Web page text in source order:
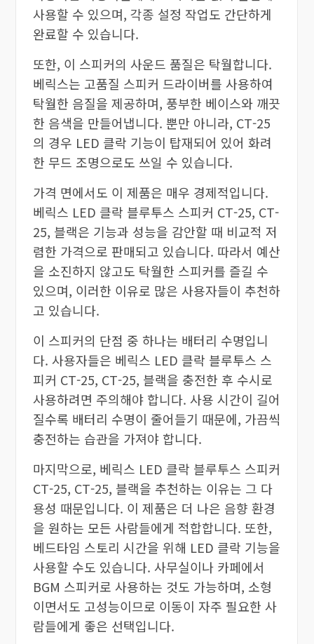
사용할 수 있으며, 각종 설정 작업도 간단하게
완료할 수 있습니다.
또한, 이 스피커의 사운드 품질은 탁월합니다.
베릭스는 고품질 스피커 드라이버를 사용하여
탁월한 음질을 제공하며, 풍부한 베이스와 깨끗
한 음색을 만들어냅니다. 뿐만 아니라, CT-25
의 경우 LED 클락 기능이 탑재되어 있어 화려
한 무드 조명으로도 쓰일 수 있습니다.
가격 면에서도 이 제품은 매우 경제적입니다.
베릭스 LED 클락 블루투스 스피커 CT-25, CT-
25, 블랙은 기능과 성능을 감안할 때 비교적 저
렴한 가격으로 판매되고 있습니다. 따라서 예산
을 소진하지 않고도 탁월한 스피커를 즐길 수
있으며, 이러한 이유로 많은 사용자들이 추천하
고 있습니다.
이 스피커의 단점 중 하나는 배터리 수명입니
다. 사용자들은 베릭스 LED 클락 블루투스 스
피커 CT-25, CT-25, 블랙을 충전한 후 수시로
사용하려면 주의해야 합니다. 사용 시간이 길어
질수록 배터리 수명이 줄어들기 때문에, 가끔씩
충전하는 습관을 가져야 합니다.
마지막으로, 베릭스 LED 클락 블루투스 스피커
CT-25, CT-25, 블랙을 추천하는 이유는 그 다
용성 때문입니다. 이 제품은 더 나은 음향 환경
을 원하는 모든 사람들에게 적합합니다. 또한,
베드타임 스토리 시간을 위해 LED 클락 기능을
사용할 수도 있습니다. 사무실이나 카페에서
BGM 스피커로 사용하는 것도 가능하며, 소형
이면서도 고성능이므로 이동이 자주 필요한 사
람들에게 좋은 선택입니다.